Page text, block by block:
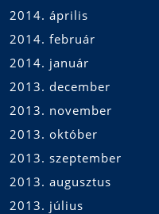
2014. április
2014. február
2014. január
2013. december
2013. november
2013. október
2013. szeptember
2013. augusztus
2013. július